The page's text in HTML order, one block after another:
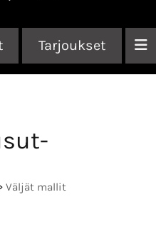
Tarjoukset
Väljät mallit